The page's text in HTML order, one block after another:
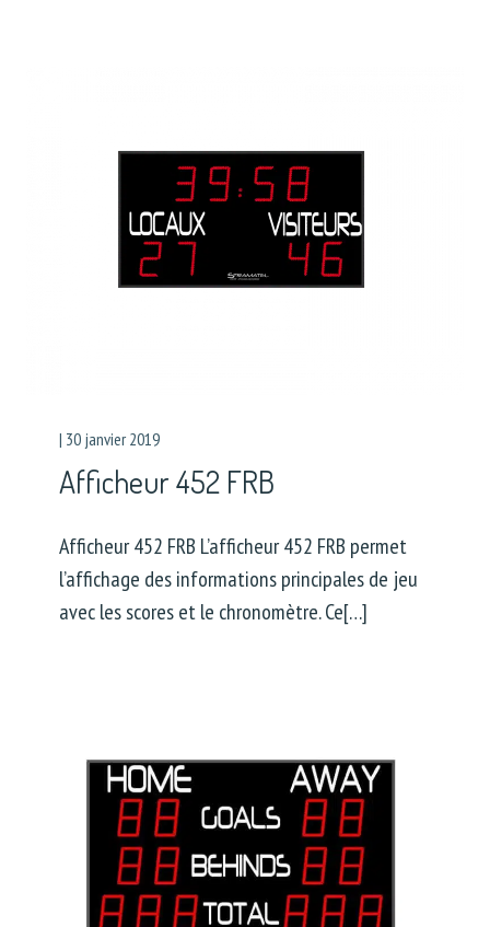
| 30 janvier 2019
Afficheur 452 FRB
Afficheur 452 FRB L’afficheur 452 FRB permet
l’affichage des informations principales de jeu
avec les scores et le chronomètre. Ce[…]